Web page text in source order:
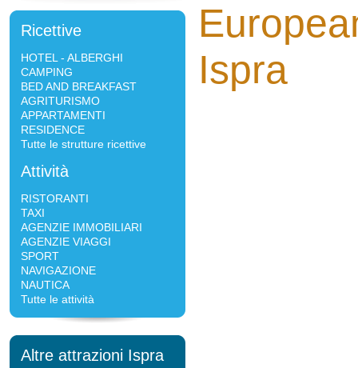
Ricettive
HOTEL - ALBERGHI
CAMPING
BED AND BREAKFAST
AGRITURISMO
APPARTAMENTI
RESIDENCE
Tutte le strutture ricettive
Attività
RISTORANTI
TAXI
AGENZIE IMMOBILIARI
AGENZIE VIAGGI
SPORT
NAVIGAZIONE
NAUTICA
Tutte le attività
Altre attrazioni Ispra
Ispra